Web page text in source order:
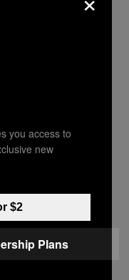
wird
er beobachtet
die
wird
bis er zu
und mit einem
worden ist,
you access to
new
$2
Plans